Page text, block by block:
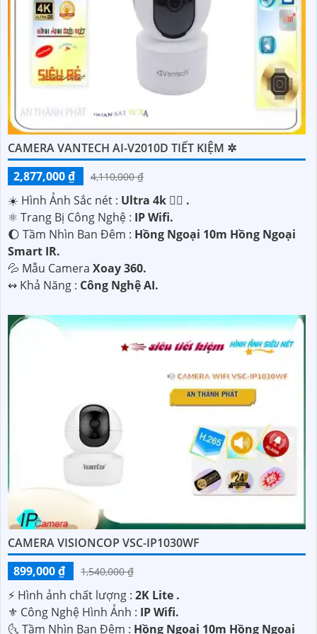
CAMERA VANTECH AI-V2010D TIẾT KIỆM ✲
2,877,000 ₫
4,110,000 ₫
☀️ Hình Ảnh Sắc nét : Ultra 4k 👍🏾 .
⚛️ Trang Bị Công Nghệ : IP Wifi.
🌔 Tầm Nhìn Ban Đêm : Hồng Ngoại 10m Hồng Ngoại
Smart IR.
💦 Mẫu Camera Xoay 360.
️↭ Khả Năng : Công Nghệ AI.
CAMERA VISIONCOP VSC-IP1030WF
899,000 ₫
1,540,000 ₫
️⚡ Hình ảnh chất lượng : 2K Lite .
⚜️ Công Nghệ Hình Ảnh : IP Wifi.
🌜 Tầm Nhìn Ban Đêm : Hồng Ngoại 10m Hồng Ngoại